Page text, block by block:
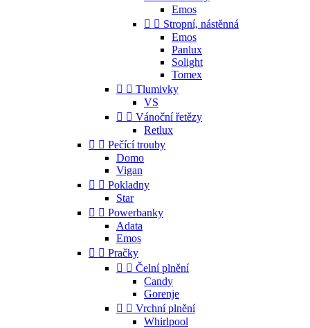
Emos
  Stropní, nástěnná
Emos
Panlux
Solight
Tomex
  Tlumivky
VS
  Vánoční řetězy
Retlux
  Pečící trouby
Domo
Vigan
  Pokladny
Star
  Powerbanky
Adata
Emos
  Pračky
  Čelní plnění
Candy
Gorenje
  Vrchní plnění
Whirlpool